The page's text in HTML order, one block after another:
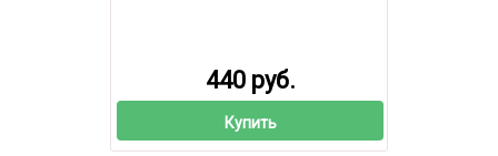
440 руб.
Купить